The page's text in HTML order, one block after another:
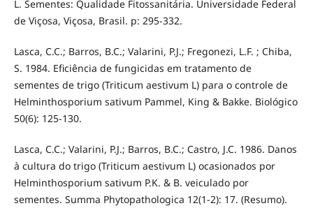
L. Sementes: Qualidade Fitossanitária. Universidade Federal
de Viçosa, Viçosa, Brasil. p: 295-332.
Lasca, C.C.; Barros, B.C.; Valarini, P.J.; Fregonezi, L.F. ; Chiba,
S. 1984. Eficiência de fungicidas em tratamento de
sementes de trigo (Triticum aestivum L) para o controle de
Helminthosporium sativum Pammel, King & Bakke. Biológico
50(6): 125-130.
Lasca, C.C.; Valarini, P.J.; Barros, B.C.; Castro, J.C. 1986. Danos
à cultura do trigo (Triticum aestivum L) ocasionados por
Helminthosporium sativum P.K. & B. veiculado por
sementes. Summa Phytopathologica 12(1-2): 17. (Resumo).